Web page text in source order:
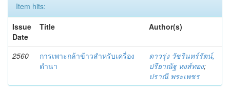
Item hits:
Issue
Date
Title Author(s)
2560
การเพาะกล้าข้าวสำหรับเครื่อง
ดำนา
ดาวรุ่ง วัชรินทร์รัตน์,
ปรียาณัฐ หงส์ทอง;
ปราณี พระเพชร